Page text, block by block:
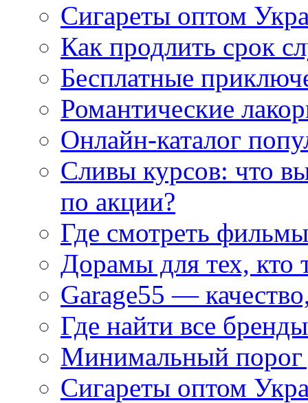
Сигареты оптом
Как продлить срок
Бесплатные
Романтические
Онлайн-каталог
Сливы курсов: что
по акции?
Где смотреть
Дорамы для тех, кто
Garage55 —
Где найти все
Минимальный порог
Сигареты оптом